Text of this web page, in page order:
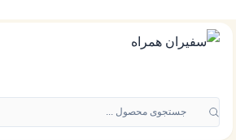
جستجوی محصول ...